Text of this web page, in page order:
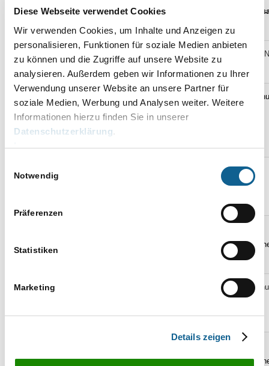
Diese Webseite verwendet Cookies
Wir verwenden Cookies, um Inhalte und Anzeigen zu
personalisieren, Funktionen für soziale Medien anbieten
zu können und die Zugriffe auf unsere Website zu
analysieren. Außerdem geben wir Informationen zu Ihrer
Verwendung unserer Website an unsere Partner für
soziale Medien, Werbung und Analysen weiter. Weitere
Informationen hierzu finden Sie in unserer
Datenschutzerklärung.
Impressum
Notwendig
Präferenzen
Statistiken
Marketing
Details zeigen
BaFin
Adress-
Automatischer
über
Versicherung AG
RECHTSSCHUTZ
Schaden GmbH
Gemeinde-
Versicherungs-
Badische
ERGO Versicherung
D.A.S. Allgemeine
Rechtsschutz-
Versicherung AG
HDI-Gerling
Versicherung AG
ROLAND
HUK24 AG